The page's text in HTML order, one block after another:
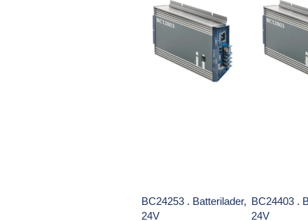
BC24253 . Batterilader,
24V
BC24403 .
24V